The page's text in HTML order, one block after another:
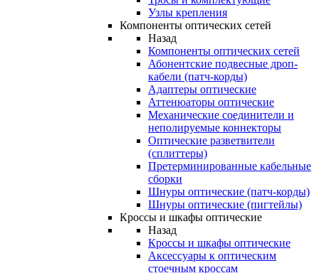
Узлы крепления
Компоненты оптических сетей
Назад
Компоненты оптических сетей
Абонентские подвесные дроп-
кабели (патч-корды)
Адаптеры оптические
Аттенюаторы оптические
Механические соединители и
неполируемые коннекторы
Оптические разветвители
(сплиттеры)
Претерминированные кабельные
сборки
Шнуры оптические (патч-корды)
Шнуры оптические (пигтейлы)
Кроссы и шкафы оптические
Назад
Кроссы и шкафы оптические
Аксессуары к оптическим
стоечным кроссам